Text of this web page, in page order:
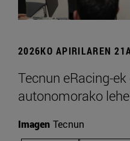
2026KO APIRILAREN
Tecnun eRacing-
autonomorako
Imagen Tecnun